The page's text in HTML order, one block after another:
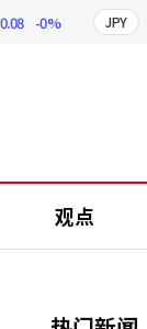
-0% JPY
观点